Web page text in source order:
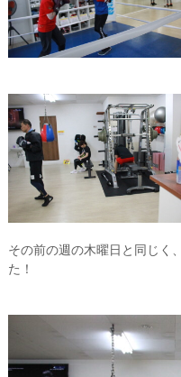
その前の週の木曜日と同じく
た！